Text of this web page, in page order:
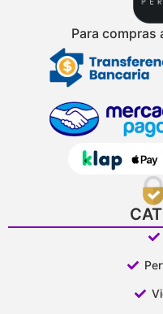
Para compras